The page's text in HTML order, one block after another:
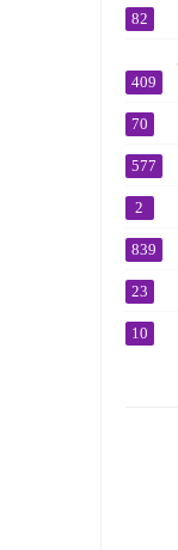
82
409
70
577
2
839
23
10